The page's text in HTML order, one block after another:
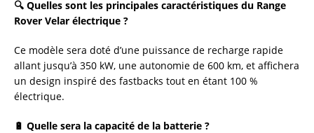
🔍 Quelles sont les principales caractéristiques du Range
Rover Velar électrique ?
Ce modèle sera doté d’une puissance de recharge rapide
allant jusqu’à 350 kW, une autonomie de 600 km, et affichera
un design inspiré des fastbacks tout en étant 100 %
électrique.
🔋 Quelle sera la capacité de la batterie ?